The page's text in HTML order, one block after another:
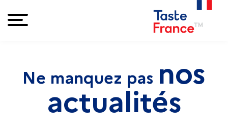
Ne manquez pas nos
actualités